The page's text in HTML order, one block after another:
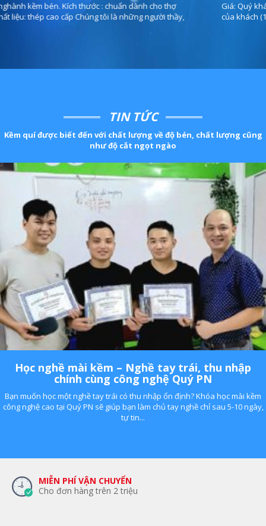
Giá: Quý khách vui lòng liên hệ 0989.694.487 Điện : Sản xuất theo yêu cầu
của khách (110v hoặc 220v) Ưu điểm vượt trội của sản phẩm - Thích hợp...
TIN TỨC
Kềm quí được biết đến với chất lượng về độ bén, chất lượng cũng
như độ cắt ngọt ngào
Học nghề mài kềm – Nghề tay trái, thu nhập
chính cùng công nghệ Quý PN
Bạn muốn học một nghề tay trái có thu nhập ổn định? Khóa học mài kềm
công nghệ cao tại Quý PN sẽ giúp bạn làm chủ tay nghề chỉ sau 5-10 ngày,
tự tin...
MIỄN PHÍ VẬN CHUYỂN
Cho đơn hàng trên 2 triệu